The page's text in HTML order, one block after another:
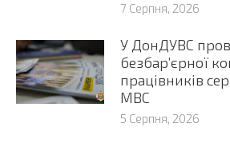
7 Серпня, 2026
У ДонДУВС
безбар’єрної
працівників
МВС
5 Серпня, 2026